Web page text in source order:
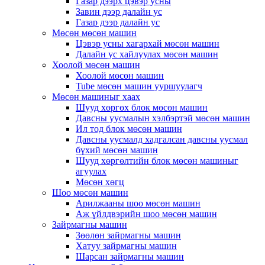
Завин дээр далайн ус
Газар дээр далайн ус
Мөсөн мөсөн машин
Цэвэр усны хагархай мөсөн машин
Далайн ус хайлуулах мөсөн машин
Хоолой мөсөн машин
Хоолой мөсөн машин
Tube мөсөн машин ууршуулагч
Мөсөн машиныг хаах
Шууд хөргөх блок мөсөн машин
Давсны уусмалын хэлбэртэй мөсөн машин
Ил тод блок мөсөн машин
Давсны уусмалд хадгалсан давсны уусмал
бүхий мөсөн машин
Шууд хөргөлтийн блок мөсөн машиныг
агуулах
Мөсөн хөгц
Шоо мөсөн машин
Арилжааны шоо мөсөн машин
Аж үйлдвэрийн шоо мөсөн машин
Зайрмагны машин
Зөөлөн зайрмагны машин
Хатуу зайрмагны машин
Шарсан зайрмагны машин